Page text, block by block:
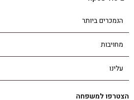
הנמכרים ביותר
מחויבות
עלינו
הצטרפו למשפחה